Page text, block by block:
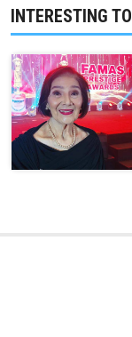
INTERESTING